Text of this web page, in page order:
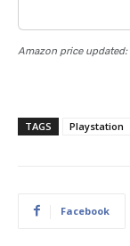
Amazon price updated:
TAGS Playstation
Facebook